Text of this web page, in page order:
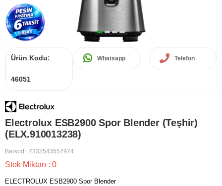
Ürün Kodu:
46051
Whatsapp Telefon
Electrolux ESB2900 Spor Blender (Teşhir)
(ELX.910013238)
Barkod : 7332543557974
Stok Miktarı : 0
ELECTROLUX ESB2900 Spor Blender